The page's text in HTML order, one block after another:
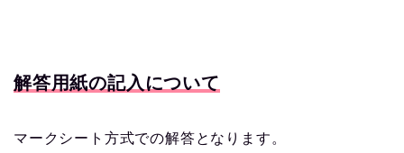
解答用紙の記入について
マークシート方式での解答となります。